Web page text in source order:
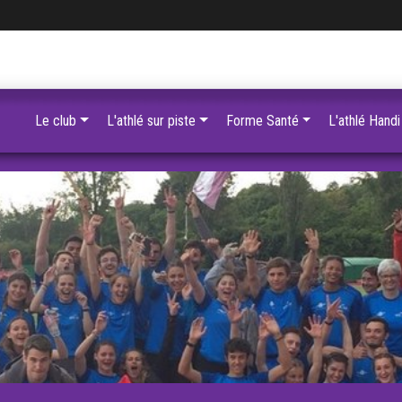
Le club L'athlé sur piste Forme Santé L'athlé Handi